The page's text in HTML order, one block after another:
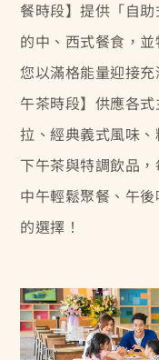
餐時段】提供「自
的中、西式餐食，
您以滿格能量迎接
午茶時段】供應各
拉、經典義式風味
下午茶與特調飲品
中午輕鬆聚餐、午
的選擇！